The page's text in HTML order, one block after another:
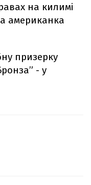
на килимі
американка
призерку
- у